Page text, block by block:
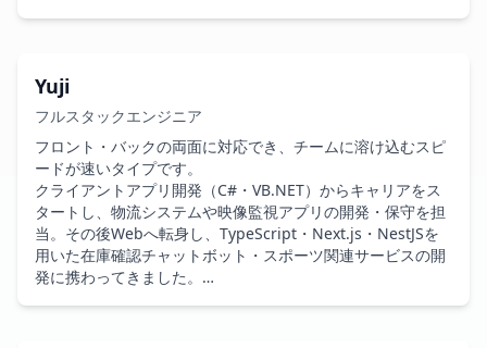
リースを成功させ、フロントチームの中心として信頼を獲得
しました。代表が外部案件でPLとして参画しているプロジェ
クトでも、長期契約を打診されるなど、高い評価を受けてい
ます。
最新技術のキャッチアップが速く、組織内の技術レベルを底
上げする役割も担っています。実装力だけでなく、判断の速
さ・情報整理の精度・コミュニケーションの丁寧さが組織面
でも作用するタイプです。
Yuji
フルスタックエンジニア
フロント・バックの両面に対応でき、チームに溶け込むスピ
ードが速いタイプです。
クライアントアプリ開発（C#・VB.NET）からキャリアをス
タートし、物流システムや映像監視アプリの開発・保守を担
当。その後Webへ転身し、TypeScript・Next.js・NestJSを
用いた在庫確認チャットボット・スポーツ関連サービスの開
発に携わってきました。